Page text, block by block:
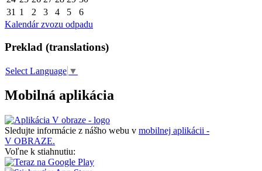
31 1 2 3 4 5
6
Kalendár zvozu odpadu
Preklad (translations)
Select Language ▼
Mobilná aplikácia
Sledujte informácie z nášho webu v mobilnej aplikácii -
V OBRAZE.
Voľne k stiahnutiu: